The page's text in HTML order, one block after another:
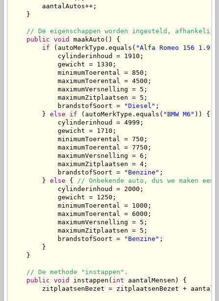
        aantalAutos++;
    }
// De eigenschappen worden ingesteld,
public void
maakAuto() {
if (autoMerkType.equals( "Alfa Romeo 156 1.9
            cylinderinhoud = 1910;
            gewicht = 1330;
            minimumToerental = 850;
            maximumToerental = 4500;
            maximumVersnelling = 5;
            maximumZitplaatsen = 5;
            brandstofSoort =
"Diesel" ;
        }
else if (autoMerkType.equals( "BMW M6" )) {
            cylinderinhoud = 4999;
            gewicht = 1710;
            minimumToerental = 750;
            maximumToerental = 7750;
            maximumVersnelling = 6;
            maximumZitplaatsen = 4;
            brandstofSoort =
"Benzine" ;
        }
else { // Onbekende auto, dus we maken
            cylinderinhoud = 2000;
            gewicht = 1250;
            minimumToerental = 1000;
            maximumToerental = 6000;
            maximumVersnelling = 5;
            maximumZitplaatsen = 5;
            brandstofSoort =
"Benzine" ;
        }
    }
// De methode "instappen".
public void instappen( int aantalMensen) {
zitplaatsenBezet = zitplaatsenBezet +